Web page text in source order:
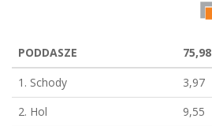
PODDASZE 75,98
1. Schody
3,97
2. Hol
9,55